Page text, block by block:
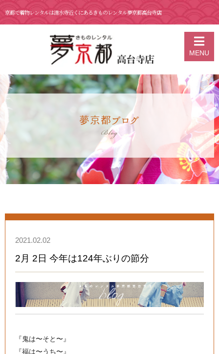
京都で着物レンタルは清水寺近くにあるきものレンタル夢京都高台寺店
MENU
京都の着物レンタル 夢京都 高台寺店
2月 2日 今年は124年
夢京都ブログ
Blog
2021.02.02
2月 2日 今年は124年ぶりの節分
『鬼は〜そと〜』
『福は〜うち〜』